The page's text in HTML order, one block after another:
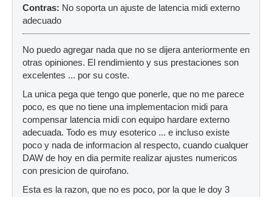
Contras: No soporta un ajuste de latencia midi externo
adecuado
No puedo agregar nada que no se dijera anteriormente en
otras opiniones. El rendimiento y sus prestaciones son
excelentes ... por su coste.
La unica pega que tengo que ponerle, que no me parece
poco, es que no tiene una implementacion midi para
compensar latencia midi con equipo hardare externo
adecuada. Todo es muy esoterico ... e incluso existe
poco y nada de informacion al respecto, cuando cualquer
DAW de hoy en dia permite realizar ajustes numericos
con presicion de quirofano.
Esta es la razon, que no es poco, por la que le doy 3